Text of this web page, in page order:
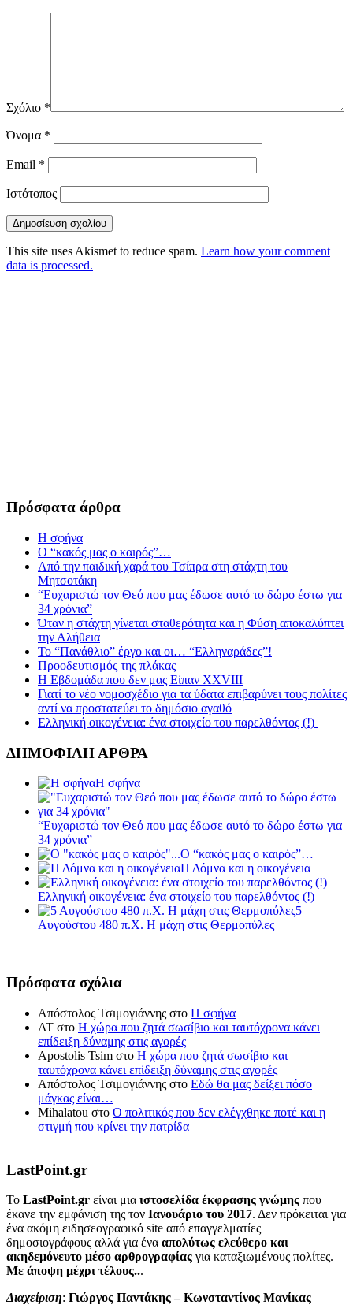
Σχόλιο *
Όνομα *
Email *
Ιστότοπος
This site uses Akismet to reduce spam. Learn how your comment
data is processed.
Πρόσφατα άρθρα
Η σφήνα
Ο “κακός μας ο καιρός”…
Από την παιδική χαρά του Τσίπρα στη στάχτη του
Μητσοτάκη
“Ευχαριστώ τον Θεό που μας έδωσε αυτό το δώρο έστω για
34 χρόνια”
Όταν η στάχτη γίνεται σταθερότητα και η Φύση αποκαλύπτει
την Αλήθεια
Το “Πανάθλιο” έργο και οι… “Ελληναράδες”!
Προοδευτισμός της πλάκας
Η Εβδομάδα που δεν μας Είπαν XXVIII
Γιατί το νέο νομοσχέδιο για τα ύδατα επιβαρύνει τους πολίτες
αντί να προστατεύει το δημόσιο αγαθό
Ελληνική οικογένεια: ένα στοιχείο του παρελθόντος (!)
ΔΗΜΟΦΙΛΗ ΑΡΘΡΑ
Η σφήνα
“Ευχαριστώ τον Θεό που μας έδωσε αυτό το δώρο έστω για
34 χρόνια”
Ο “κακός μας ο καιρός”…
Η Δόμνα και η οικογένεια
Ελληνική οικογένεια: ένα στοιχείο του παρελθόντος (!)
5
Αυγούστου 480 π.Χ. Η μάχη στις Θερμοπύλες
Πρόσφατα σχόλια
Απόστολος Τσιμογιάννης στο Η σφήνα
ΑΤ στο Η χώρα που ζητά σωσίβιο και ταυτόχρονα κάνει
επίδειξη δύναμης στις αγορές
Apostolis Tsim στο Η χώρα που ζητά σωσίβιο και
ταυτόχρονα κάνει επίδειξη δύναμης στις αγορές
Απόστολος Τσιμογιάννης στο Εδώ θα μας δείξει πόσο
μάγκας είναι…
Mihalatou στο Ο πολιτικός που δεν ελέγχθηκε ποτέ και η
στιγμή που κρίνει την πατρίδα
LastPoint.gr
To LastPoint.gr είναι μια ιστοσελίδα έκφρασης γνώμης που
έκανε την εμφάνιση της τον Ιανουάριο του 2017. Δεν πρόκειται για
ένα ακόμη ειδησεογραφικό site από επαγγελματίες
δημοσιογράφους αλλά για ένα απολύτως ελεύθερο και
ακηδεμόνευτο μέσο αρθρογραφίας για καταξιωμένους πολίτες.
Με άποψη μέχρι τέλους...
Διαχείριση: Γιώργος Παντάκης – Κωνσταντίνος Μανίκας